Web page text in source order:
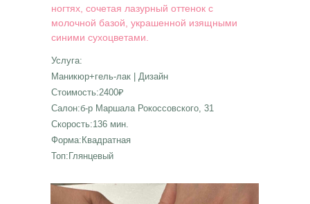
ногтях, сочетая лазурный оттенок с
молочной базой, украшенной изящными
синими сухоцветами.
Услуга:
Маникюр+гель-лак | Дизайн
Стоимость:2400₽
Салон:б-р Маршала Рокоссовского, 31
Скорость:136 мин.
Форма:Квадратная
Топ:Глянцевый